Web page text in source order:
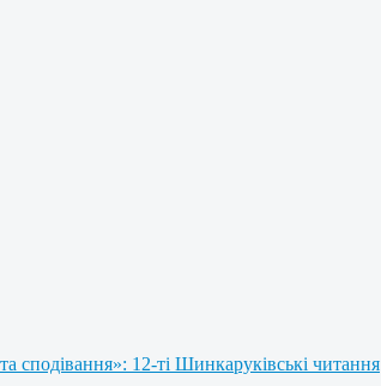
сподівання»: 12-ті Шинкаруківські читання